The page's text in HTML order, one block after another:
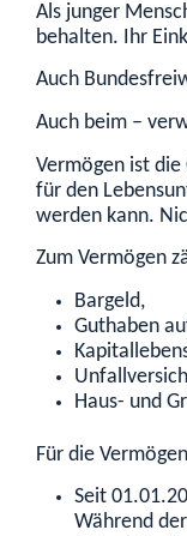
Als junger
behalten. Ihr
Auch
Auch beim –
Vermögen ist
für den
werden kann.
Zum Vermögen
Bargeld,
Guthaben
Haus- und
Für die
Seit
Während